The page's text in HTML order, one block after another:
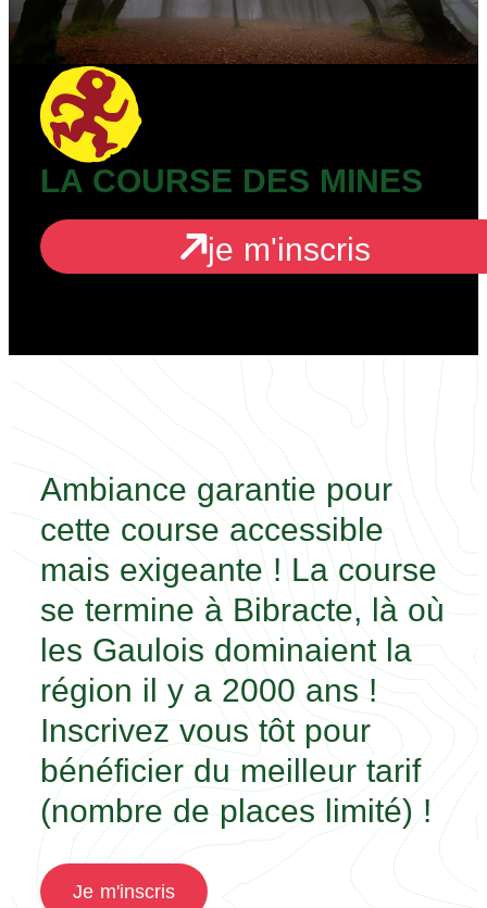
LA COURSE DES MINES
je m'inscris
Ambiance garantie pour
cette course accessible
mais exigeante ! La course
se termine à Bibracte, là où
les Gaulois dominaient la
région il y a 2000 ans !
Inscrivez vous tôt pour
bénéficier du meilleur tarif
(nombre de places limité) !
Je m'inscris